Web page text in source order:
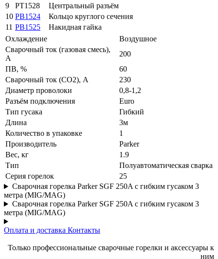
9
PT1528
Центральный разъём
10 PB1524
Кольцо круглого сечения
11 PB1525
Накидная гайка
Охлаждение
Воздушное
Сварочный ток (газовая смесь),
A
200
ПВ, %
60
Сварочный ток (СО2), A
230
Диаметр проволоки
0,8-1,2
Разъём подключения
Euro
Тип гусака
Гибкий
Длина
3м
Количество в упаковке
1
Производитель
Parker
Вес, кг
1.9
Тип
Полуавтоматическая сварка
Серия горелок
25
Сварочная горелка Parker SGF 250A с гибким гусаком 3
метра (MIG/MAG)
Сварочная горелка Parker SGF 250A с гибким гусаком 3
метра (MIG/MAG)
Оплата и доставка Контакты
Только профессиональные сварочные горелки и аксессуары к
ним